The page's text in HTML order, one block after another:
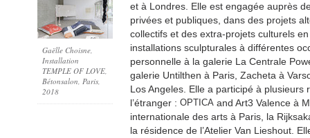
Gaëlle Choisne,
Installation
TEMPLE OF LOVE,
Bétonsalon, Paris,
2018
et à Londres. Elle est engagée auprès
privées et publiques, dans des projets
collectifs et des extra-projets culturels
installations sculpturales à différentes
personnelle à la galerie La Centrale
galerie Untilthen à Paris, Zacheta à
Los Angeles. Elle a participé à plusieurs
l’étranger : OPTICA and Art3 Valence à
internationale des arts à Paris, la
la résidence de l’Atelier Van Lieshout.